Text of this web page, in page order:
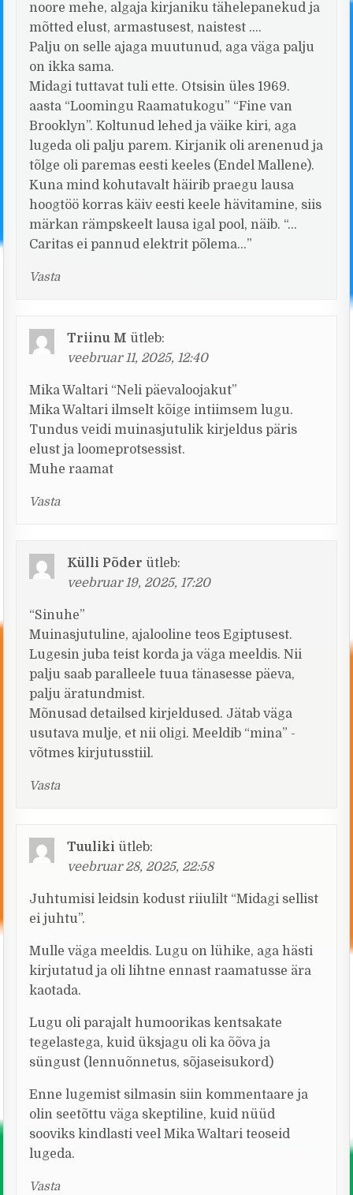
noore mehe, algaja kirjaniku tähelepanekud ja
mõtted elust, armastusest, naistest ….
Palju on selle ajaga muutunud, aga väga palju
on ikka sama.
Midagi tuttavat tuli ette. Otsisin üles 1969.
aasta “Loomingu Raamatukogu” “Fine van
Brooklyn”. Koltunud lehed ja väike kiri, aga
lugeda oli palju parem. Kirjanik oli arenenud ja
tõlge oli paremas eesti keeles (Endel Mallene).
Kuna mind kohutavalt häirib praegu lausa
hoogtöö korras käiv eesti keele hävitamine, siis
märkan rämpskeelt lausa igal pool, näib. “…
Caritas ei pannud elektrit põlema…”
Vasta
Triinu M ütleb:
veebruar 11, 2025, 12:40
Mika Waltari “Neli päevaloojakut”
Mika Waltari ilmselt kõige intiimsem lugu.
Tundus veidi muinasjutulik kirjeldus päris
elust ja loomeprotsessist.
Muhe raamat
Vasta
Külli Põder ütleb:
veebruar 19, 2025, 17:20
“Sinuhe”
Muinasjutuline, ajalooline teos Egiptusest.
Lugesin juba teist korda ja väga meeldis. Nii
palju saab paralleele tuua tänasesse päeva,
palju äratundmist.
Mõnusad detailsed kirjeldused. Jätab väga
usutava mulje, et nii oligi. Meeldib “mina” -
võtmes kirjutusstiil.
Vasta
Tuuliki ütleb:
veebruar 28, 2025, 22:58
Juhtumisi leidsin kodust riiulilt “Midagi sellist
ei juhtu”.
Mulle väga meeldis. Lugu on lühike, aga hästi
kirjutatud ja oli lihtne ennast raamatusse ära
kaotada.
Lugu oli parajalt humoorikas kentsakate
tegelastega, kuid üksjagu oli ka õõva ja
süngust (lennuõnnetus, sõjaseisukord)
Enne lugemist silmasin siin kommentaare ja
olin seetõttu väga skeptiline, kuid nüüd
sooviks kindlasti veel Mika Waltari teoseid
lugeda.
Vasta